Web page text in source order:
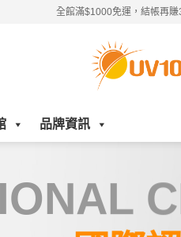
全館滿$1000免運，結帳再賺
品牌資訊